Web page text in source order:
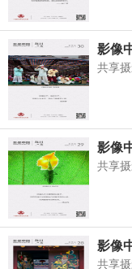
影像
共享
影像
共享
影像
共享